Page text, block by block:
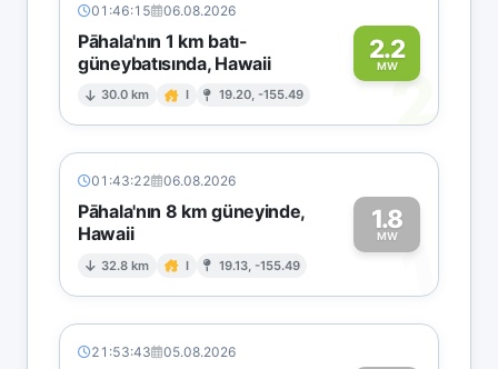
01:46:15 06.08.2026
Pāhala'nın 1 km batı-
güneybatısında, Hawaii
30.0 km I 19.20, -155.49
2.2
MW2
01:43:22 06.08.2026
Pāhala'nın 8 km güneyinde,
Hawaii
32.8 km I 19.13, -155.49
1.8
MW1
21:53:43 05.08.2026